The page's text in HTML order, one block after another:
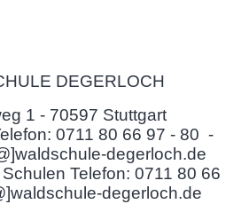
DEGERLOCH
1 - 70597 Stuttgart
0711 80 66 97 - 80 -
degerloch.de
Telefon: 0711 80 66
degerloch.de